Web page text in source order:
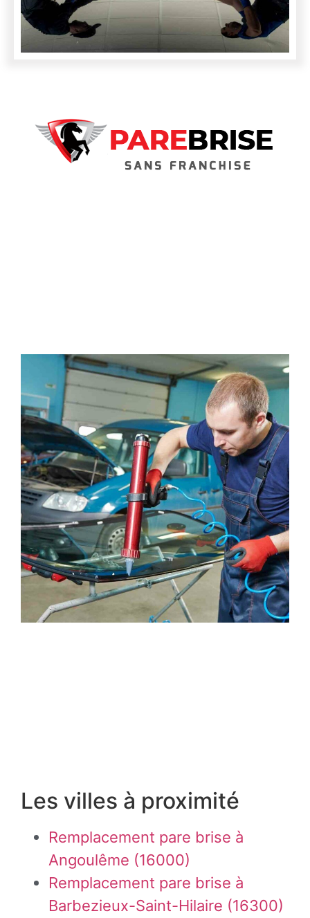
Les villes à proximité
Remplacement pare brise à
Angoulême (16000)
Remplacement pare brise à
Barbezieux-Saint-Hilaire (16300)